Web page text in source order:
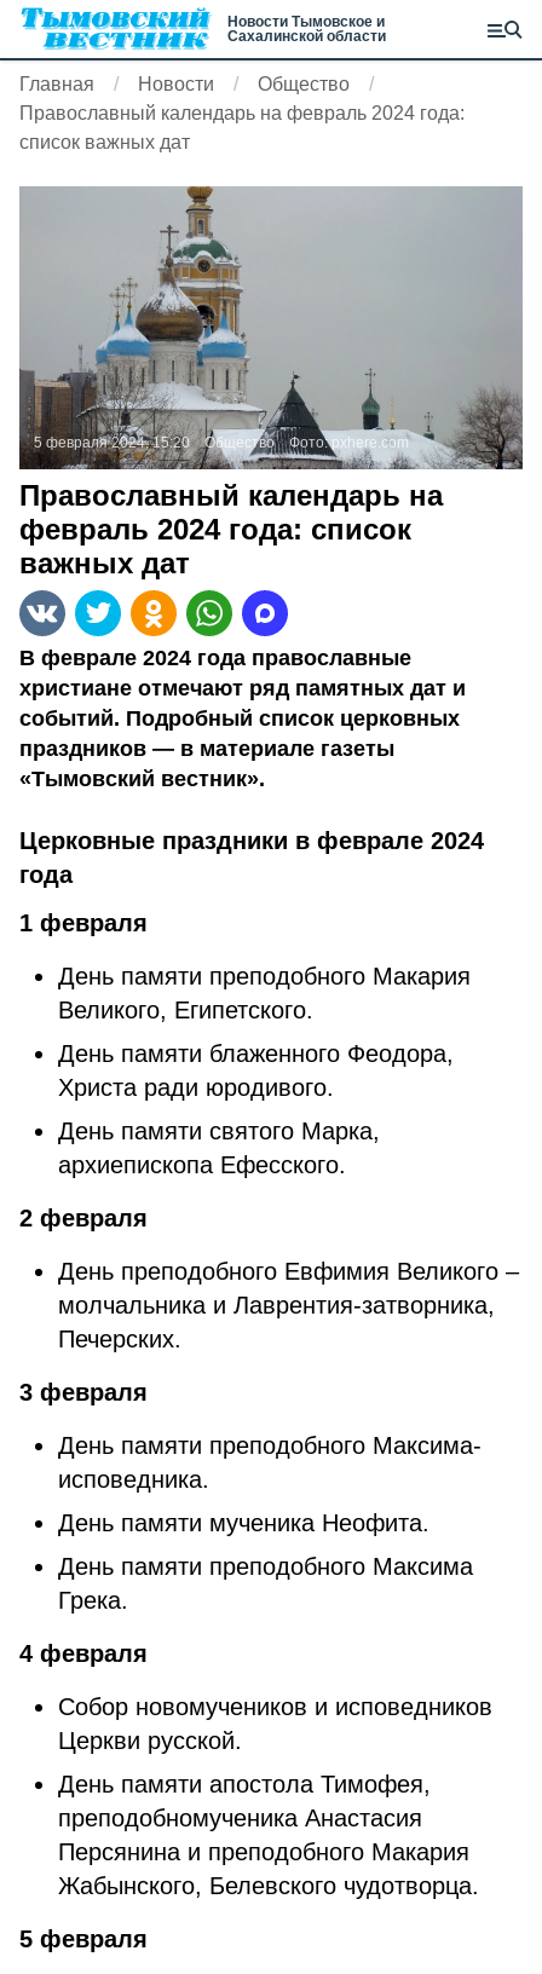
Новости Тымовское и
Сахалинской области
Главная Новости
Общество
Православный календарь на февраль 2024 года:
список важных дат
5 февраля 2024, 15:20 Общество Фото:pxhere.com
Православный календарь на
февраль 2024 года: список
важных дат
В феврале 2024 года православные
христиане отмечают ряд памятных дат и
событий. Подробный список церковных
праздников — в материале газеты
«Тымовский вестник».
Церковные праздники в феврале 2024
года
1 февраля
День памяти преподобного Макария
Великого, Египетского.
День памяти блаженного Феодора,
Христа ради юродивого.
День памяти святого Марка,
архиепископа Ефесского.
2 февраля
День преподобного Евфимия Великого –
молчальника и Лаврентия-затворника,
Печерских.
3 февраля
День памяти преподобного Максима-
исповедника.
День памяти мученика Неофита.
День памяти преподобного Максима
Грека.
4 февраля
Собор новомучеников и исповедников
Церкви русской.
День памяти апостола Тимофея,
преподобномученика Анастасия
Персянина и преподобного Макария
Жабынского, Белевского чудотворца.
5 февраля